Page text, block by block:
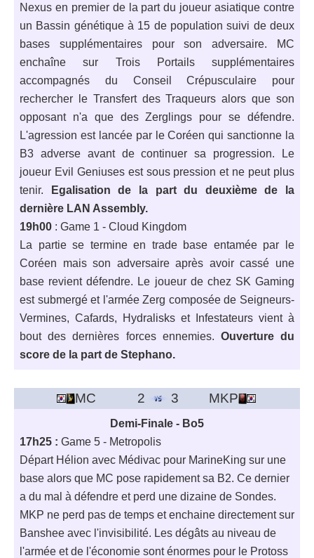
Nexus en premier de la part du joueur asiatique contre
un Bassin génétique à 15 de population suivi de deux
bases supplémentaires pour son adversaire. MC
enchaîne sur Trois Portails supplémentaires
accompagnés du Conseil Crépusculaire pour
rechercher le Transfert des Traqueurs alors que son
opposant n'a que des Zerglings pour se défendre.
L'agression est lancée par le Coréen qui sanctionne la
B3 adverse avant de continuer sa progression. Le
joueur Evil Geniuses est sous pression et ne peut plus
tenir.
Egalisation de la part du deuxième de la
dernière LAN Assembly.
19h00 : Game 1 - Cloud Kingdom
La partie se termine en trade base entamée par le
Coréen mais son adversaire après avoir cassé une
base revient défendre. Le joueur de chez SK Gaming
est submergé et l'armée Zerg composée de Seigneurs-
Vermines, Cafards, Hydralisks et Infestateurs vient à
bout des dernières forces ennemies. Ouverture du
score de la part de Stephano.
MC 2 3 MKP
Demi-Finale - Bo5
17h25 : Game 5 - Metropolis
Départ Hélion avec Médivac pour MarineKing sur une
base alors que MC pose rapidement sa B2. Ce dernier
a du mal à défendre et perd une dizaine de Sondes.
MKP ne perd pas de temps et enchaine directement sur
Banshee avec l'invisibilité. Les dégâts au niveau de
l'armée et de l'économie sont énormes pour le Protoss